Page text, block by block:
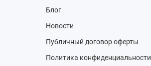
Блог
Новости
Публичный договор оферты
Политика конфиденциальности